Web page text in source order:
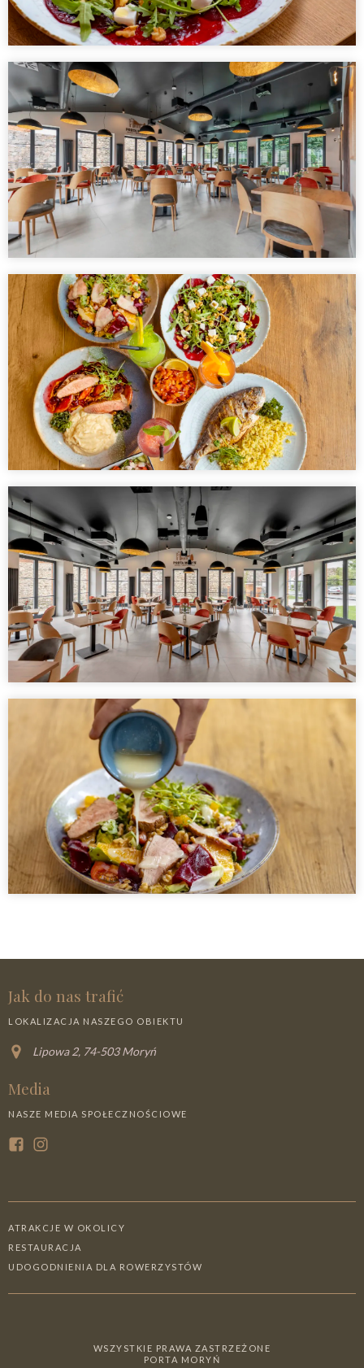
Jak do nas trafić
LOKALIZACJA NASZEGO OBIEKTU
Lipowa 2, 74-503 Moryń
Media
NASZE MEDIA SPOŁECZNOŚCIOWE
ATRAKCJE W OKOLICY
RESTAURACJA
UDOGODNIENIA DLA ROWERZYSTÓW
WSZYSTKIE PRAWA ZASTRZEŻONE
PORTA MORYŃ